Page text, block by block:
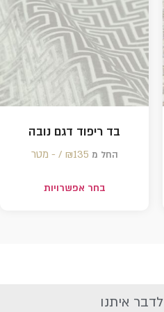
בד ריפוד דגם נובה
החל מ ₪ 135 /‏‏‎ ‎- מטר
בחר אפשרויות
איתנו